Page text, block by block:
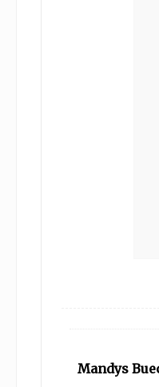
Mandys